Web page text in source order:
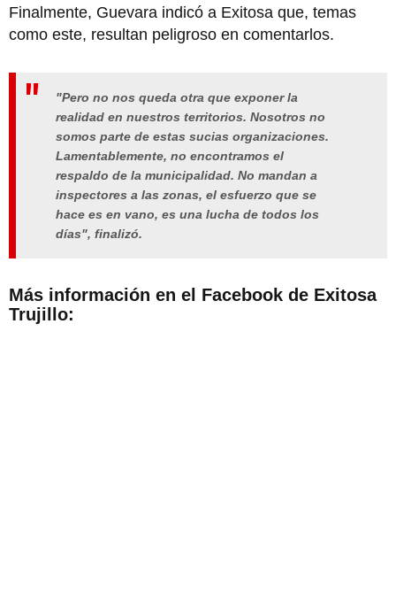
Finalmente, Guevara indicó a Exitosa que, temas
como este, resultan peligroso en comentarlos.
"Pero no nos queda otra que exponer la
realidad en nuestros territorios. Nosotros no
somos parte de estas sucias organizaciones.
Lamentablemente, no encontramos el
respaldo de la municipalidad. No mandan a
inspectores a las zonas, el esfuerzo que se
hace es en vano, es una lucha de todos los
días", finalizó.
Más información en el Facebook de Exitosa
Trujillo: